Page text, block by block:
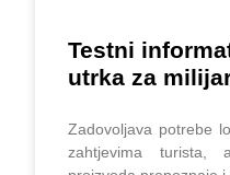
Testni
utrka za
Zadovoljava potrebe
zahtjevima turista,